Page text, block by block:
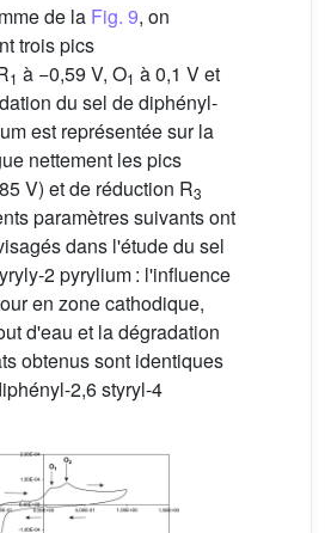
de la Fig. 9, on
trois pics
1 à −0,59 V, O1 à 0,1 V et
du sel de diphényl-
est représentée sur la
nettement les pics
V) et de réduction R3
paramètres suivants ont
dans l'étude du sel
2 pyrylium : l'influence
en zone cathodique,
d'eau et la dégradation
obtenus sont identiques
2,6 styryl-4